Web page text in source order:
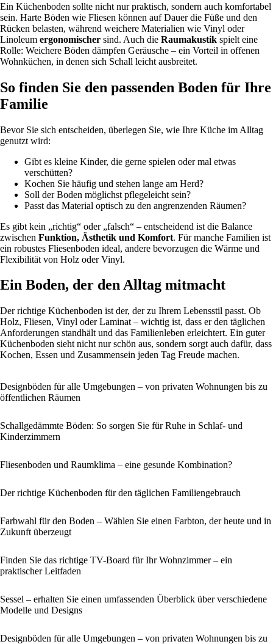
Ein Küchenboden sollte nicht nur praktisch, sondern auch komfortabel
sein. Harte Böden wie Fliesen können auf Dauer die Füße und den
Rücken belasten, während weichere Materialien wie Vinyl oder
Linoleum ergonomischer sind. Auch die Raumakustik spielt eine
Rolle: Weichere Böden dämpfen Geräusche – ein Vorteil in offenen
Wohnküchen, in denen sich Schall leicht ausbreitet.
So finden Sie den passenden Boden für Ihre
Familie
Bevor Sie sich entscheiden, überlegen Sie, wie Ihre Küche im Alltag
genutzt wird:
Gibt es kleine Kinder, die gerne spielen oder mal etwas
verschütten?
Kochen Sie häufig und stehen lange am Herd?
Soll der Boden möglichst pflegeleicht sein?
Passt das Material optisch zu den angrenzenden Räumen?
Es gibt kein „richtig“ oder „falsch“ – entscheidend ist die Balance
zwischen Funktion, Ästhetik und Komfort. Für manche Familien ist
ein robustes Fliesenboden ideal, andere bevorzugen die Wärme und
Flexibilität von Holz oder Vinyl.
Ein Boden, der den Alltag mitmacht
Der richtige Küchenboden ist der, der zu Ihrem Lebensstil passt. Ob
Holz, Fliesen, Vinyl oder Laminat – wichtig ist, dass er den täglichen
Anforderungen standhält und das Familienleben erleichtert. Ein guter
Küchenboden sieht nicht nur schön aus, sondern sorgt auch dafür, dass
Kochen, Essen und Zusammensein jeden Tag Freude machen.
Designböden für alle Umgebungen – von privaten Wohnungen bis zu
öffentlichen Räumen
Schallgedämmte Böden: So sorgen Sie für Ruhe in Schlaf- und
Kinderzimmern
Fliesenboden und Raumklima – eine gesunde Kombination?
Der richtige Küchenboden für den täglichen Familiengebrauch
Farbwahl für den Boden – Wählen Sie einen Farbton, der heute und in
Zukunft überzeugt
Finden Sie das richtige TV-Board für Ihr Wohnzimmer – ein
praktischer Leitfaden
Sessel – erhalten Sie einen umfassenden Überblick über verschiedene
Modelle und Designs
Designböden für alle Umgebungen – von privaten Wohnungen bis zu